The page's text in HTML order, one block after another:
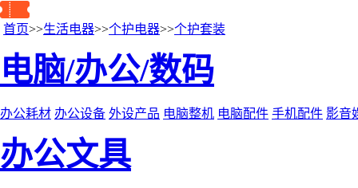
首页>>生活电器>>个护电器>>个护套装
电脑/办公/数码
办公耗材 办公设备 外设产品 电脑整机 电脑配件 手机配件 影音
办公文具